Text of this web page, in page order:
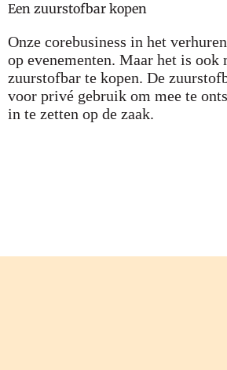
Een zuurstofbar kopen
Onze corebusiness in het
op evenementen. Maar het is ook
zuurstofbar te kopen. De
voor privé gebruik om mee te
in te zetten op de zaak.